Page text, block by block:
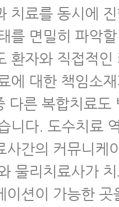
치료를 동시에
를 면밀히 파악
환자와 직접적인
에 대한 책임소
다른 복합치료도
니다. 도수치료
사간의 커뮤니케
물리치료사가
이션이 가능한 곳